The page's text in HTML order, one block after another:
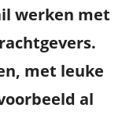
werken met
met leuke
al